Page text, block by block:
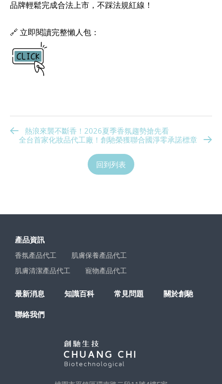
品牌輕鬆完成合法上市，不踩法規紅線！
🔗 立即閱讀完整懶人包：
熱浪來襲不斷香！2026夏季香氛趨勢搶先看
全台首家化妝品代工廠！創馳榮獲聯合國淨零承諾標章
回到列表
產品資訊
香氛產品代工
肌膚保養產品代工
肌膚清潔產品代工
寵物產品代工
最新消息 知識百科 常見問題 關於創馳
聯絡我們